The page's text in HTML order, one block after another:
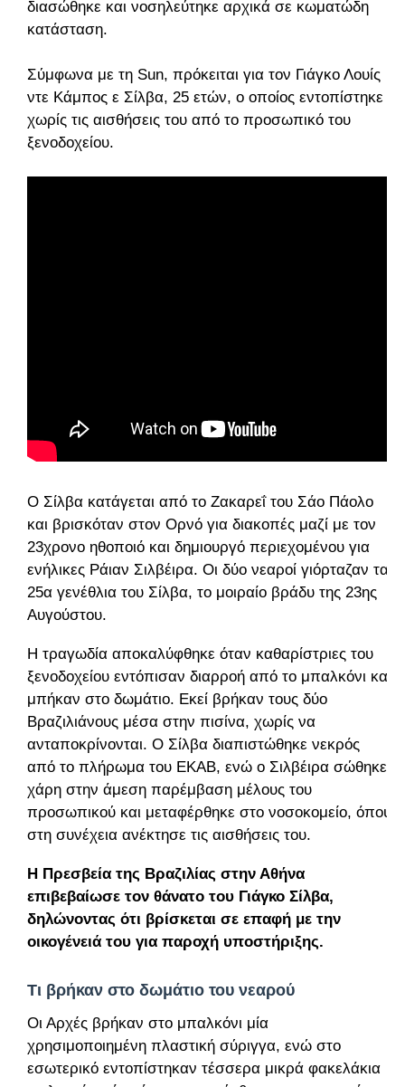
διασώθηκε και νοσηλεύτηκε αρχικά σε κωματώδη
κατάσταση.
Σύμφωνα με τη Sun, πρόκειται για τον Γιάγκο Λουίς
ντε Κάμπος ε Σίλβα, 25 ετών, ο οποίος εντοπίστηκε
χωρίς τις αισθήσεις του από το προσωπικό του
ξενοδοχείου.
Ο Σίλβα κατάγεται από το Ζακαρεΐ του Σάο Πάολο
και βρισκόταν στον Ορνό για διακοπές μαζί με τον
23χρονο ηθοποιό και δημιουργό περιεχομένου για
ενήλικες Ράιαν Σιλβέιρα. Οι δύο νεαροί γιόρταζαν τα
25α γενέθλια του Σίλβα, το μοιραίο βράδυ της 23ης
Αυγούστου.
Η τραγωδία αποκαλύφθηκε όταν καθαρίστριες του
ξενοδοχείου εντόπισαν διαρροή από το μπαλκόνι και
μπήκαν στο δωμάτιο. Εκεί βρήκαν τους δύο
Βραζιλιάνους μέσα στην πισίνα, χωρίς να
ανταποκρίνονται. Ο Σίλβα διαπιστώθηκε νεκρός
από το πλήρωμα του ΕΚΑΒ, ενώ ο Σιλβέιρα σώθηκε
χάρη στην άμεση παρέμβαση μέλους του
προσωπικού και μεταφέρθηκε στο νοσοκομείο, όπου
στη συνέχεια ανέκτησε τις αισθήσεις του.
Η Πρεσβεία της Βραζιλίας στην Αθήνα
επιβεβαίωσε τον θάνατο του Γιάγκο Σίλβα,
δηλώνοντας ότι βρίσκεται σε επαφή με την
οικογένειά του για παροχή υποστήριξης.
Τι βρήκαν στο δωμάτιο του νεαρού
Οι Αρχές βρήκαν στο μπαλκόνι μία
χρησιμοποιημένη πλαστική σύριγγα, ενώ στο
εσωτερικό εντοπίστηκαν τέσσερα μικρά φακελάκια